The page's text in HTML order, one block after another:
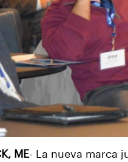
ME- La nueva marca